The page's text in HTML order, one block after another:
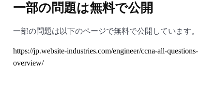
一部の問題は無料で公開
一部の問題は以下のページで無料で公開しています。
https://jp.website-industries.com/engineer/ccna-all-questions-
overview/